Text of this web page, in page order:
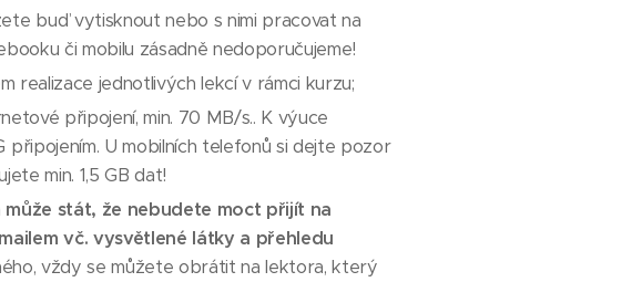
buď vytisknout nebo s nimi pracovat na
či mobilu zásadně nedoporučujeme!
realizace jednotlivých lekcí v rámci kurzu;
připojení, min. 70 MB/s.. K výuce
U mobilních telefonů si dejte pozor
min. 1,5 GB dat!
může stát, že nebudete moct přijít na
vč. vysvětlené látky a přehledu
vždy se můžete obrátit na lektora, který